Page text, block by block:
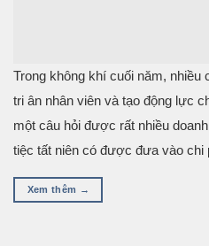
Trong không khí cuối năm, nhiều
tri ân nhân viên và tạo động lực
một câu hỏi được rất nhiều
tiệc tất niên có được đưa vào
Xem thêm →